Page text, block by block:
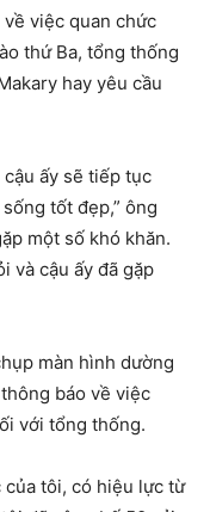
việc quan chức
thứ Ba, tổng thống
hay yêu cầu
ấy sẽ tiếp tục
tốt đẹp,” ông
một số khó khăn.
và cậu ấy đã gặp
màn hình dường
báo về việc
với tổng thống.
của tôi, có hiệu lực từ